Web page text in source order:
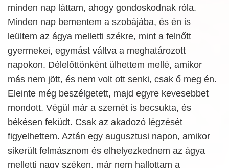
minden nap láttam, ahogy gondoskodnak róla.
Minden nap bementem a szobájába, és én is
leültem az ágya melletti székre, mint a felnőtt
gyermekei, egymást váltva a meghatározott
napokon. Délelőttönként ülhettem mellé, amikor
más nem jött, és nem volt ott senki, csak ő meg én.
Eleinte még beszélgetett, majd egyre kevesebbet
mondott. Végül már a szemét is becsukta, és
békésen feküdt. Csak az akadozó légzését
figyelhettem. Aztán egy augusztusi napon, amikor
sikerült felmásznom és elhelyezkednem az ágya
melletti nagy széken, már nem hallottam a